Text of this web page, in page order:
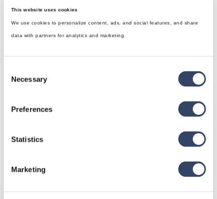
This website uses cookies
We use cookies to personalize content, ads, and social features, and share
data with partners for analytics and marketing.
Selection
Necessary
Preferences
Statistics
Marketing
hsbDesign für Revit®
hsbDach